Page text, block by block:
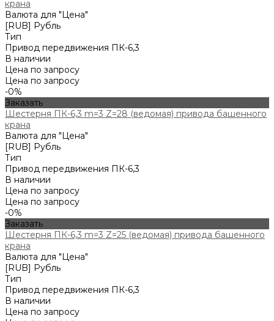
крана
Валюта для "Цена"
[RUB] Рубль
Тип
Привод передвижения ПК-6,3
В наличии
Цена по запросу
Цена по запросу
-0%
Заказать
Шестерня ПК-6,3 m=3 Z=28 (ведомая) привода башенного
крана
Валюта для "Цена"
[RUB] Рубль
Тип
Привод передвижения ПК-6,3
В наличии
Цена по запросу
Цена по запросу
-0%
Заказать
Шестерня ПК-6,3 m=3 Z=25 (ведомая) привода башенного
крана
Валюта для "Цена"
[RUB] Рубль
Тип
Привод передвижения ПК-6,3
В наличии
Цена по запросу